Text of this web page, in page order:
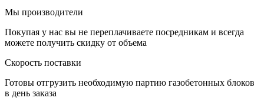
Мы производители
Покупая у нас вы не переплачиваете посредникам и всегда
можете получить скидку от объема
Скорость поставки
Готовы отгрузить необходимую партию газобетонных блоков
в день заказа